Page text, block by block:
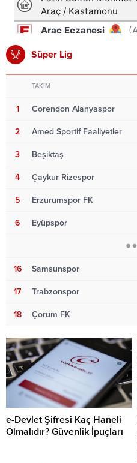
Süper Lig
TAKIM
1 Corendon Alanyaspor
2 Amed Sportif Faaliyetler
3 Beşiktaş
4 Çaykur Rizespor
5 Erzurumspor FK
6 Eyüpspor
16 Samsunspor
17 Trabzonspor
18 Çorum FK
e-Devlet Şifresi Kaç Haneli
Olmalıdır? Güvenlik İpuçları